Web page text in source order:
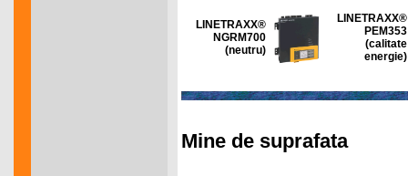
LINETRAXX®
NGRM700
(neutru)
LINETRAXX®
PEM353
(calitate
energie)
Mine de suprafata